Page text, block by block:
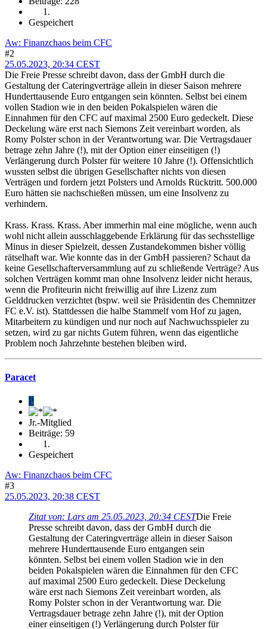
Gespeichert
Aw: Finanzchaos beim CFC
#2
25.05.2023, 20:34 CEST
Die Freie Presse schreibt davon, dass der GmbH durch die
Gestaltung der Cateringverträge allein in dieser Saison mehrere
Hunderttausende Euro entgangen sein könnten. Selbst bei einem
vollen Stadion wie in den beiden Pokalspielen wären die
Einnahmen für den CFC auf maximal 2500 Euro gedeckelt. Diese
Deckelung wäre erst nach Siemons Zeit vereinbart worden, als
Romy Polster schon in der Verantwortung war. Die Vertragsdauer
betrage zehn Jahre (!), mit der Option einer einseitigen (!)
Verlängerung durch Polster für weitere 10 Jahre (!). Offensichtlich
wussten selbst die übrigen Gesellschafter nichts von diesen
Verträgen und fordern jetzt Polsters und Arnolds Rücktritt. 500.000
Euro hätten sie nachschießen müssen, um eine Insolvenz zu
verhindern.
Krass. Krass. Krass. Aber immerhin mal eine mögliche, wenn auch
wohl nicht allein ausschlaggebende Erklärung für das sechsstellige
Minus in dieser Spielzeit, dessen Zustandekommen bisher völlig
rätselhaft war. Wie konnte das in der GmbH passieren? Schaut da
keine Gesellschafterversammlung auf zu schließende Verträge? Aus
solchen Verträgen kommt man ohne Insolvenz leider nicht heraus,
wenn die Profiteurin nicht freiwillig auf ihre Lizenz zum
Gelddrucken verzichtet (bspw. weil sie Präsidentin des Chemnitzer
FC e.V. ist). Stattdessen die halbe Stammelf vom Hof zu jagen,
Mitarbeitern zu kündigen und nur noch auf Nachwuchsspieler zu
setzen, wird zu gar nichts Gutem führen, wenn das eigentliche
Problem noch Jahrzehnte bestehen bleiben wird.
Paracet
P
Jr.-Mitglied
Beiträge: 59
Gespeichert
Aw: Finanzchaos beim CFC
#3
25.05.2023, 20:38 CEST
Zitat von: Lars am 25.05.2023, 20:34 CESTDie Freie
Presse schreibt davon, dass der GmbH durch die
Gestaltung der Cateringverträge allein in dieser Saison
mehrere Hunderttausende Euro entgangen sein
könnten. Selbst bei einem vollen Stadion wie in den
beiden Pokalspielen wären die Einnahmen für den CFC
auf maximal 2500 Euro gedeckelt. Diese Deckelung
wäre erst nach Siemons Zeit vereinbart worden, als
Romy Polster schon in der Verantwortung war. Die
Vertragsdauer betrage zehn Jahre (!), mit der Option
einer einseitigen (!) Verlängerung durch Polster für